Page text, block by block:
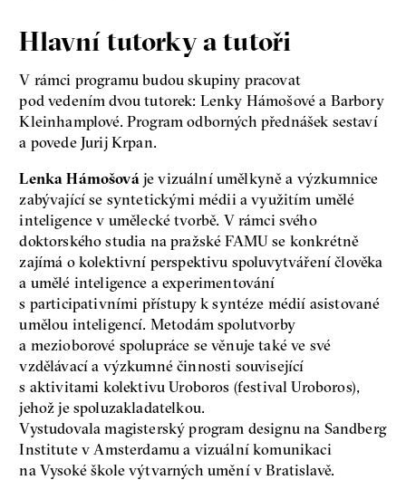
Hlavní tutorky a tutoři
V rámci programu budou skupiny pracovat
pod vedením dvou tutorek: Lenky Hámošové a Barbory
Kleinhamplové. Program odborných přednášek sestaví
a povede Jurij Krpan.
Lenka Hámošová je vizuální umělkyně a výzkumnice
zabývající se syntetickými médii a využitím umělé
inteligence v umělecké tvorbě. V rámci svého
doktorského studia na pražské FAMU se konkrétně
zajímá o kolektivní perspektivu spoluvytváření člověka
a umělé inteligence a experimentování
s participativními přístupy k syntéze médií asistované
umělou inteligencí. Metodám spolutvorby
a mezioborové spolupráce se věnuje také ve své
vzdělávací a výzkumné činnosti související
s aktivitami kolektivu Uroboros (festival Uroboros),
jehož je spoluzakladatelkou.
Vystudovala magisterský program designu na Sandberg
Institute v Amsterdamu a vizuální komunikaci
na Vysoké škole výtvarných umění v Bratislavě.